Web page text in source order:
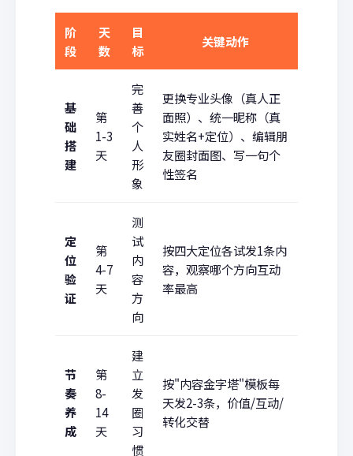
阶
段
天
数
目
标
关键动作
基
础
搭
建
第
1-3
天
完
善
个
人
形
象
更换专业头像（真人正
面照）、统一昵称（真
实姓名+定位）、编辑朋
友圈封面图、写一句个
性签名
定
位
验
证
第
4-7
天
测
试
内
容
方
向
按四大定位各试发1条内
容，观察哪个方向互动
率最高
节
奏
养
成
第
8-
14
天
建
立
发
圈
习
惯
按"内容金字塔"模板每
天发2-3条，价值/互动/
转化交替